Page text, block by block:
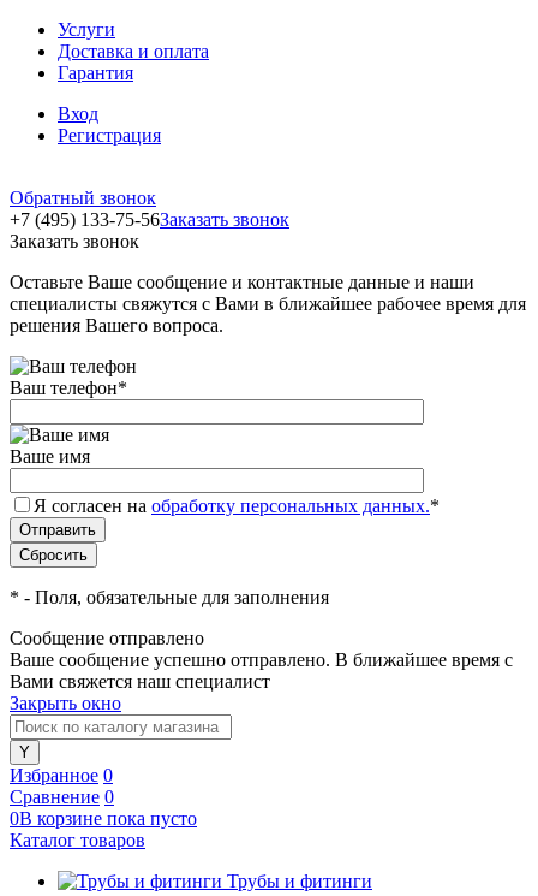
Услуги
Доставка и оплата
Гарантия
Вход
Регистрация
Обратный звонок
+7 (495) 133-75-56Заказать звонок
Заказать звонок
Оставьте Ваше сообщение и контактные данные и наши
специалисты свяжутся с Вами в ближайшее рабочее время для
решения Вашего вопроса.
Ваш телефон*
Ваше имя
Я согласен на обработку персональных данных.*
* - Поля, обязательные для заполнения
Сообщение отправлено
Ваше сообщение успешно отправлено. В ближайшее время с
Вами свяжется наш специалист
Закрыть окно
Избранное 0
Сравнение 0
0В корзине пока пусто
Каталог товаров
Трубы и фитинги